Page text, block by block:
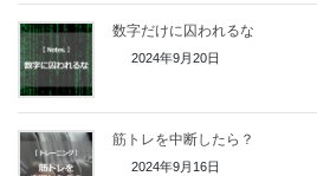
数字だけに囚われるな
2024年9月20日
筋トレを中断したら？
2024年9月16日